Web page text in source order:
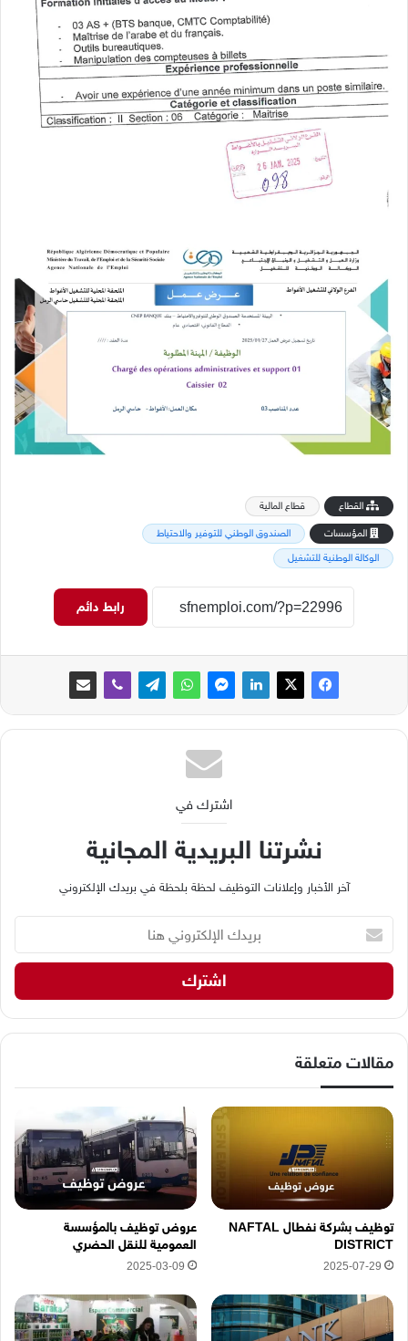
القطاع
قطاع المالية
المؤسسات
الصندوق الوطني للتوفير والاحتياط
الوكالة الوطنية للتشغيل
رابط دائم
اشترك في
نشرتنا البريدية المجانية
آخر الأخبار وإعلانات التوظيف لحظة بلحظة في بريدك الإلكتروني
ي
ك
ا
إ
ت
ر
ي
ه
ن
مقالات متعلقة
توظيف بشركة نفطال NAFTAL
DISTRICT
2025-07-29
عروض توظيف بالمؤسسة
العمومية للنقل الحضري
2025-03-09